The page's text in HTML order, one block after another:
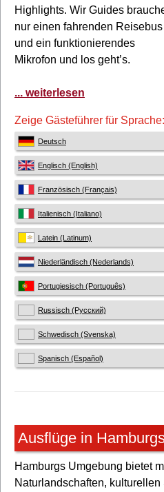
Highlights. Wir Guides
nur einen fahrenden Reisebus
und ein funktionierendes
Mikrofon und los geht’s.
... weiterlesen
Zeige Gästeführer für Sprache:
Deutsch
Englisch (English)
Französisch (Français)
Italienisch (Italiano)
Latein (Latinum)
Niederländisch (Nederlands)
Portugiesisch (Português)
Russisch (Русский)
Schwedisch (Svenska)
Spanisch (Español)
Ausflüge in
Hamburgs Umgebung bietet
Naturlandschaften,